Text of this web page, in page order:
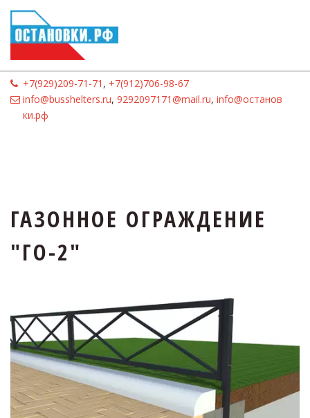
+7(929)209-71-71 , +7(912)706-98-67
info@busshelters.ru, 9292097171@mail.ru, info@останов
ки.рф
ГАЗОННОЕ ОГРАЖДЕНИЕ
"ГО-2"